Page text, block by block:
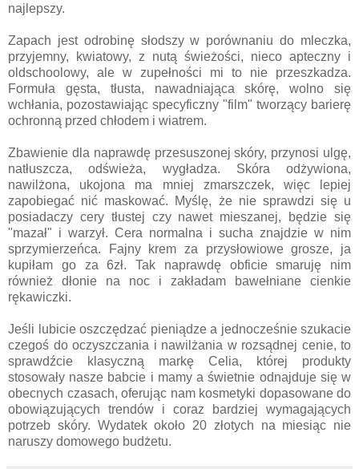
najlepszy.
Zapach jest odrobinę słodszy w porównaniu do mleczka,
przyjemny, kwiatowy, z nutą świeżości, nieco apteczny i
oldschoolowy, ale w zupełności mi to nie przeszkadza.
Formuła gęsta, tłusta, nawadniająca skórę, wolno się
wchłania, pozostawiając specyficzny "film" tworzący barierę
ochronną przed chłodem i wiatrem.
Zbawienie dla naprawdę przesuszonej skóry, przynosi ulgę,
natłuszcza, odświeża, wygładza. Skóra odżywiona,
nawilżona, ukojona ma mniej zmarszczek, więc lepiej
zapobiegać nić maskować. Myślę, że nie sprawdzi się u
posiadaczy cery tłustej czy nawet mieszanej, będzie się
"mazał" i warzył. Cera normalna i sucha znajdzie w nim
sprzymierzeńca. Fajny krem za przysłowiowe grosze, ja
kupiłam go za 6zł. Tak naprawdę obficie smaruję nim
również dłonie na noc i zakładam bawełniane cienkie
rękawiczki.
Jeśli lubicie oszczędzać pieniądze a jednocześnie szukacie
czegoś do oczyszczania i nawilżania w rozsądnej cenie, to
sprawdźcie klasyczną markę Celia, której produkty
stosowały nasze babcie i mamy a świetnie odnajduje się w
obecnych czasach, oferując nam kosmetyki dopasowane do
obowiązujących trendów i coraz bardziej wymagających
potrzeb skóry. Wydatek około 20 złotych na miesiąc nie
naruszy domowego budżetu.